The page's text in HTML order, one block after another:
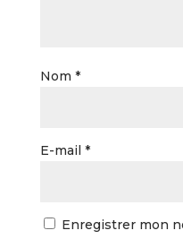
Nom *
E-mail *
Enregistrer mon